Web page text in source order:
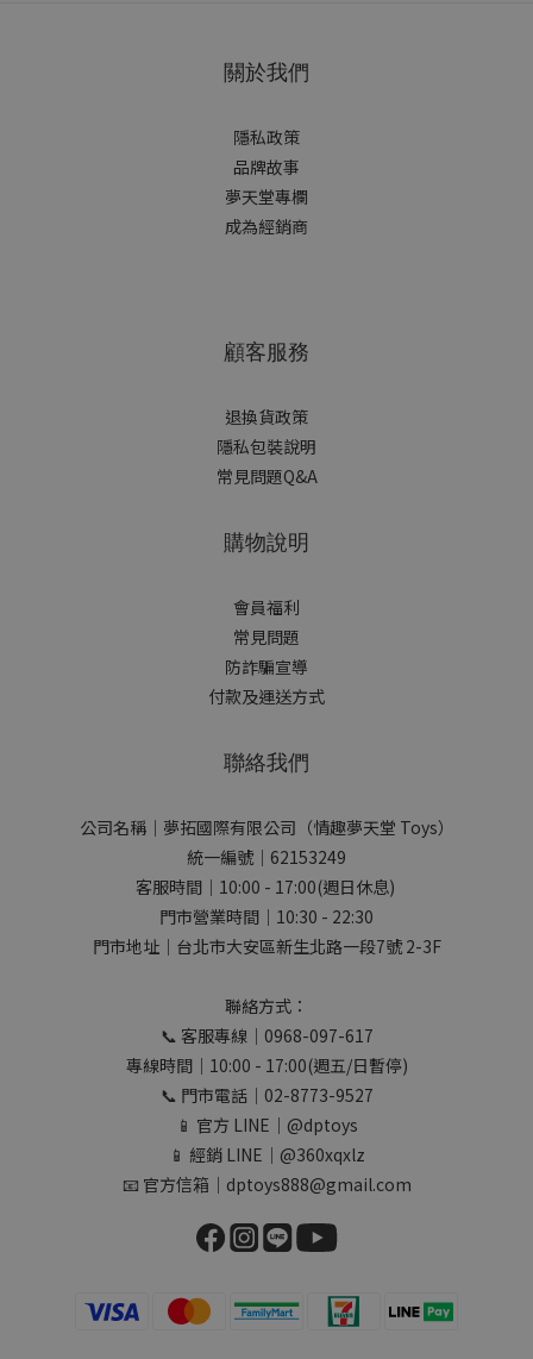
關於我們
隱私政策
品牌故事
夢天堂專欄
成為經銷商
顧客服務
退換貨政策
隱私包裝說明
常見問題Q&A
購物說明
會員福利
常見問題
防詐騙宣導
付款及運送方式
聯絡我們
公司名稱｜夢拓國際有限公司（情趣夢天堂 Toys）
統一編號｜62153249
客服時間｜10:00 - 17:00(週日休息)
門市營業時間｜10:30 - 22:30
門市地址｜台北市大安區新生北路一段7號 2-3F
聯絡方式：
📞 客服專線｜0968-097-617
專線時間｜10:00 - 17:00(週五/日暫停)
📞 門市電話｜02-8773-9527
📱 官方 LINE｜@dptoys
📱 經銷 LINE｜@360xqxlz
📧 官方信箱｜dptoys888@gmail.com